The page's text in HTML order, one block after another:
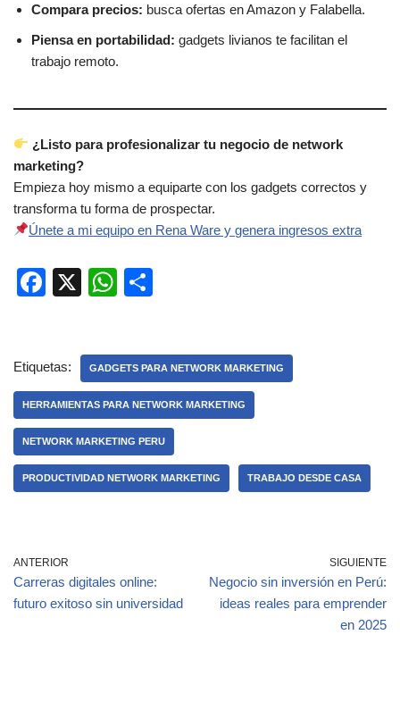
Compara precios: busca ofertas en Amazon y Falabella.
Piensa en portabilidad: gadgets livianos te facilitan el
trabajo remoto.
¿Listo para profesionalizar tu negocio de network
marketing?
Empieza hoy mismo a equiparte con los gadgets correctos y
transforma tu forma de prospectar.
Únete a mi equipo en Rena Ware y genera ingresos extra
F
e
b
o
o
k
X
W
s
A
p
p
p
ar
tir
Etiquetas: GADGETS PARA NETWORK MARKETING
HERRAMIENTAS PARA NETWORK MARKETING
NETWORK MARKETING PERU
PRODUCTIVIDAD NETWORK MARKETING TRABAJO DESDE CASA
ANTERIOR
Carreras digitales online:
futuro exitoso sin universidad
SIGUIENTE
Negocio sin inversión en Perú:
ideas reales para emprender
en 2025